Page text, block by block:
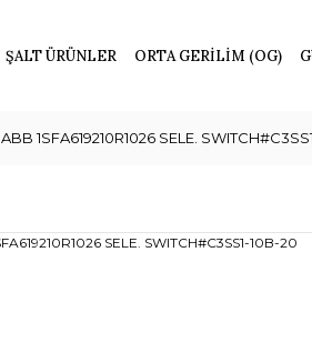
ŞALT ÜRÜNLER ORTA GERİLİM (OG)
ABB 1SFA619210R1026 SELE.